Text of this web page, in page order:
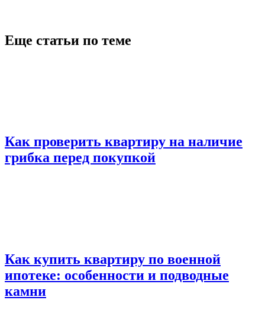
Еще статьи по теме
Как проверить квартиру на наличие
грибка перед покупкой
Как купить квартиру по военной
ипотеке: особенности и подводные
камни